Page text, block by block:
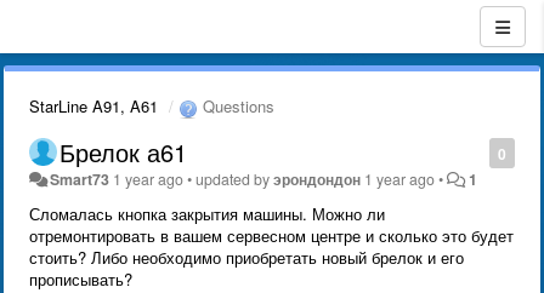
StarLine A91, A61 Questions
0
Брелок а61
Smart73 1 year ago•updated byэрондондон 1 year ago• 1
Сломалась кнопка закрытия машины. Можно ли
отремонтировать в вашем сервесном центре и сколько это будет
стоить? Либо необходимо приобретать новый брелок и его
прописывать?